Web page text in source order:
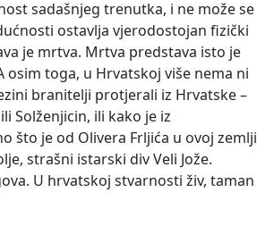
sadašnjeg trenutka, i ne može se
ostavlja vjerodostojan fizički
je mrtva. Mrtva predstava isto je
osim toga, u Hrvatskoj više nema ni
branitelji protjerali iz Hrvatske –
Solženjicin, ili kako je iz
što je od Olivera Frljića u ovoj zemlji
strašni istarski div Veli Jože.
U hrvatskoj stvarnosti živ, taman